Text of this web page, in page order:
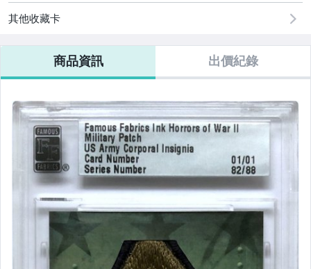
其他收藏卡
商品資訊 出價紀錄